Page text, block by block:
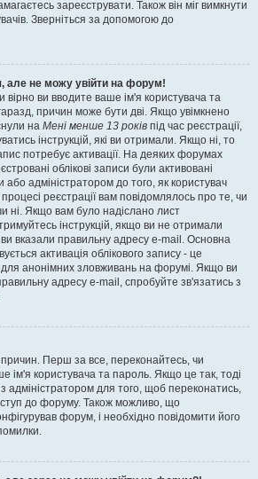
зареєструвати. Також він міг вимкнути
Зверніться за допомогою до
але не можу увійти на форум!
вірно ви вводите ваше ім'я користувача та
причин може бути дві. Якщо увімкнено
на Мені менше 13 років під час реєстрації,
інструкцій, які ви отримали. Якщо ні, то
потребує активації. На деяких форумах
облікові записи були активовані
або адміністратором до того, як користувач
реєстрації вам повідомлялось про те, чи
ні. Якщо вам було надіслано лист
інструкцій, якщо ви не отримали
вказали правильну адресу e-mail. Основна
активація облікового запису - це
анонімних зловживань на форумі. Якщо ви
адресу e-mail, спробуйте зв'язатись з
Перш за все, переконайтесь, чи
ім'я користувача та пароль. Якщо це так, тоді
адміністратором для того, щоб переконатись,
до форуму. Також можливо, що
форум, і необхідно повідомити його